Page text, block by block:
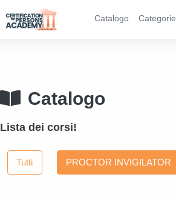
Catalogo Categorie
Catalogo
Lista dei corsi!
Tutti PROCTOR INVIGILATOR